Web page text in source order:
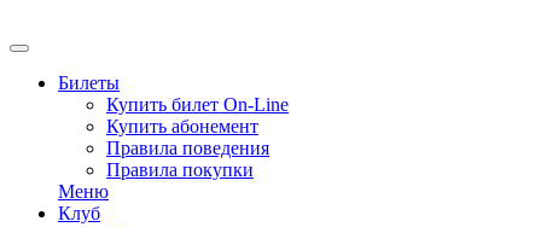
Билеты
Купить билет On-Line
Купить абонемент
Правила поведения
Правила покупки
Меню
Клуб